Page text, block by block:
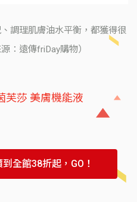
調理肌膚油水平衡，都獲得很
：遠傳friDay購物）
芙莎 美膚機能液
全館38折起，GO！